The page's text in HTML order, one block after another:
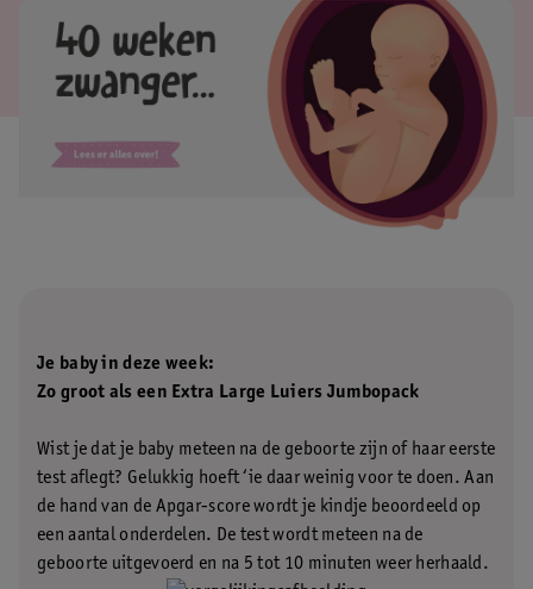
Je baby in deze week:
Zo groot als een Extra Large Luiers Jumbopack
Wist je dat je baby meteen na de geboorte zijn of haar eerste
test aflegt? Gelukkig hoeft ‘ie daar weinig voor te doen. Aan
de hand van de Apgar-score wordt je kindje beoordeeld op
een aantal onderdelen. De test wordt meteen na de
geboorte uitgevoerd en na 5 tot 10 minuten weer herhaald.